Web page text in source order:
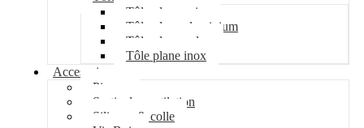
Tôle plane acier
Tôle plane aluminium
Tôle plane galva
Tôle plane inox
Accessoires
Pipeco
Sortie de ventilation
Silicone & colle